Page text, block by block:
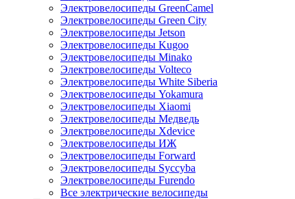
Электровелосипеды GreenCamel
Электровелосипеды Green City
Электровелосипеды Jetson
Электровелосипеды Kugoo
Электровелосипеды Minako
Электровелосипеды Volteco
Электровелосипеды White Siberia
Электровелосипеды Yokamura
Электровелосипеды Xiaomi
Электровелосипеды Медведь
Электровелосипеды Xdevice
Электровелосипеды ИЖ
Электровелосипеды Forward
Электровелосипеды Syccyba
Электровелосипеды Furendo
Все электрические велосипеды